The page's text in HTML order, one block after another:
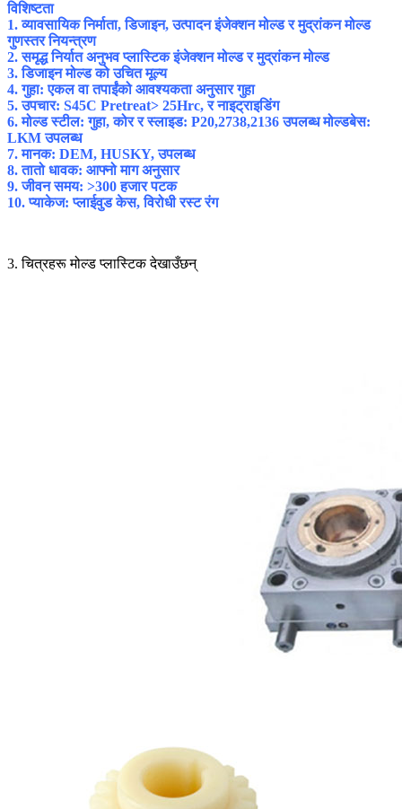
विशिष्टता
1. व्यावसायिक निर्माता, डिजाइन, उत्पादन इंजेक्शन मोल्ड र मुद्रांकन मोल्ड
गुणस्तर नियन्त्रण
2. समृद्ध निर्यात अनुभव प्लास्टिक इंजेक्शन मोल्ड र मुद्रांकन मोल्ड
3. डिजाइन मोल्ड को उचित मूल्य
4. गुहा: एकल वा तपाईंको आवश्यकता अनुसार गुहा
5. उपचार: S45C Pretreat> 25Hrc, र नाइट्राइडिंग
6. मोल्ड स्टील: गुहा, कोर र स्लाइड: P20,2738,2136 उपलब्ध मोल्डबेस:
LKM उपलब्ध
7. मानक: DEM, HUSKY, उपलब्ध
8. तातो धावक: आफ्नो माग अनुसार
9. जीवन समय: >300 हजार पटक
10. प्याकेज: प्लाईवुड केस, विरोधी रस्ट रंग
3. चित्रहरू मोल्ड प्लास्टिक देखाउँछन्